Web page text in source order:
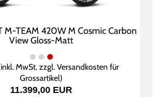
M-TEAM 420W M Cosmic Carbon
View Gloss-Matt
MwSt. zzgl. Versandkosten für
Grossartikel)
11.399,00 EUR